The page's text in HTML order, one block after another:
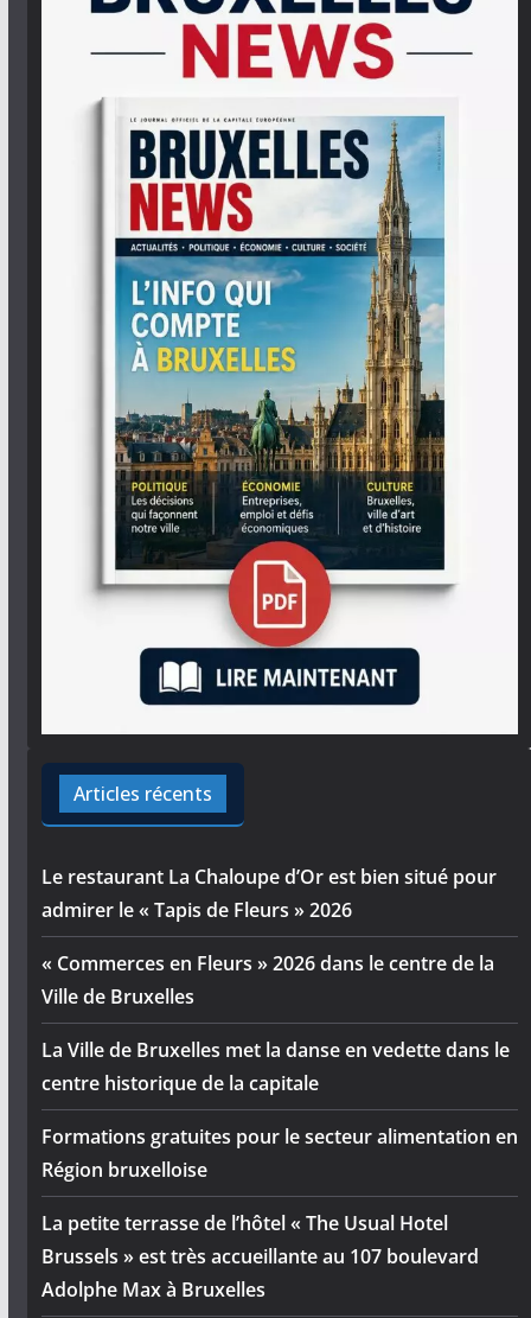
Articles récents
Le restaurant La Chaloupe d’Or est bien situé pour
admirer le « Tapis de Fleurs » 2026
« Commerces en Fleurs » 2026 dans le centre de la
Ville de Bruxelles
La Ville de Bruxelles met la danse en vedette dans le
centre historique de la capitale
Formations gratuites pour le secteur alimentation en
Région bruxelloise
La petite terrasse de l’hôtel « The Usual Hotel
Brussels » est très accueillante au 107 boulevard
Adolphe Max à Bruxelles